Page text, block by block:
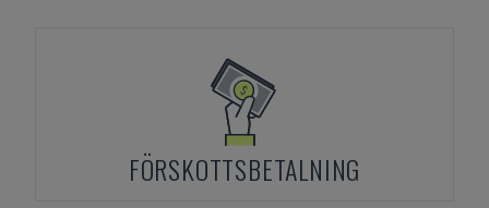
FÖRSKOTTSBETALNING